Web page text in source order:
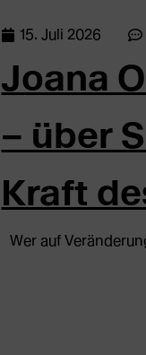
Joana
– über
Kraft
Wer auf
15. Juli 2026